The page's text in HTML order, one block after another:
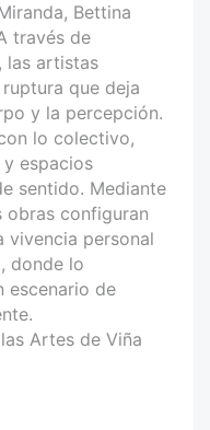
Bettina
través de
las artistas
que deja
y la percepción.
lo colectivo,
espacios
sentido. Mediante
obras configuran
vivencia personal
donde lo
escenario de
Artes de Viña